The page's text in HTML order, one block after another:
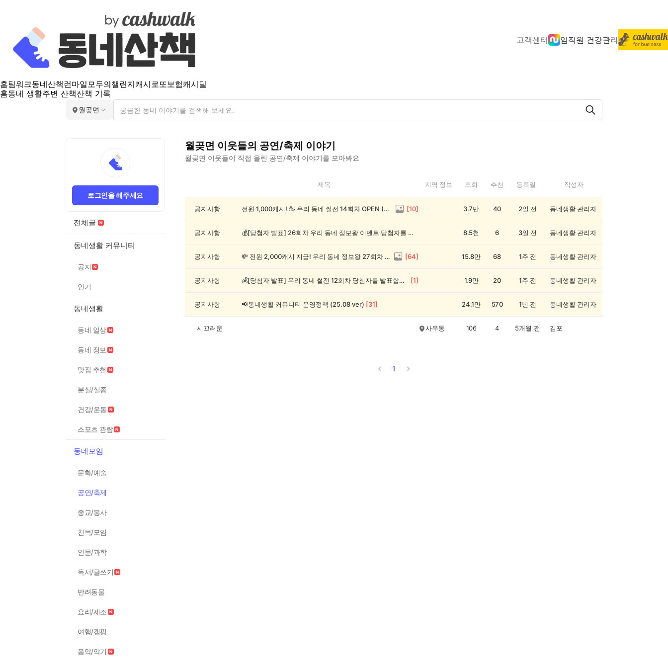
고객센터 임직원 건강관리
홈팀워크동네산책 런마일모두의챌린지캐시로또보험캐시딜
홈동네 생활주변 산책산책 기록
월곶면
로그인을 해주세요
전체글
동네생활 커뮤니티
공지
인기
동네생활
동네 일상
동네 정보
맛집 추천
분실/실종
건강/운동
스포츠 관람
동네모임
문화/예술
공연/축제
종교/봉사
친목/모임
인문/과학
독서/글쓰기
반려동물
요리/제조
여행/캠핑
음악/악기
월곶면 이웃들의 공연/축제 이야기
월곶면 이웃들이 직접 올린 공연/축제 이야기를 모아봐요
면
제목 지역 정보 조회 추천 등록일 작성자
공지사항 전원 1,000캐시! 🥳 우리 동네 썰전 14회차 OPEN (~8/17) [10] 3.7만 40 2일 전 동네생활 관리자
공지사항 💰[당첨자 발표] 26회차 우리 동네 정보왕 이벤트 당첨자를 발표합니다! 8.5천 6 3일 전 동네생활 관리자
공지사항 💸 전원 2,000캐시 지급! 우리 동네 정보왕 27회차 (~8/10) [64] 15.8만 68 1주 전 동네생활 관리자
공지사항 💰[당첨자 발표] 우리 동네 썰전 12회차 당첨자를 발표합니다! [1] 1.9만 20 1주 전 동네생활 관리자
공지사항 📢동네생활 커뮤니티 운영정책 (25.08 ver) [31] 24.1만 570 1년 전 동네생활 관리자
시끄러운 사우동 106 4 5개월 전 김포
1